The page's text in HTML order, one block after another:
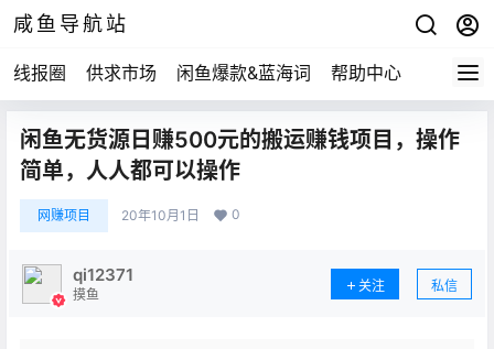
咸鱼导航站
线报圈 供求市场 闲鱼爆款&蓝海词 帮助中心
闲鱼无货源日赚500元的搬运赚钱项目，操作
简单，人人都可以操作
网赚项目 20年10月1日 0
qi12371
摸鱼
关注 私信